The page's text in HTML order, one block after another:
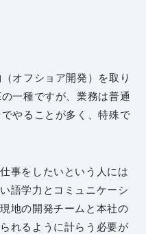
オフショア開発）を取り
一種ですが、業務は普通
やることが多く、特殊で
事をしたいという人には
語学力とコミュニケーシ
地の開発チームと本社の
れるように計らう必要が